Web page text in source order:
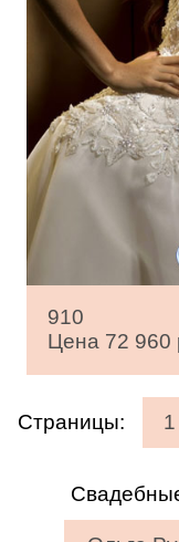
910
Цена 72 960
Страницы: 1